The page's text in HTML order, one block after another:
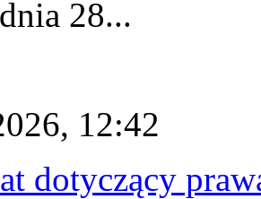
28...
12:42
dotyczący